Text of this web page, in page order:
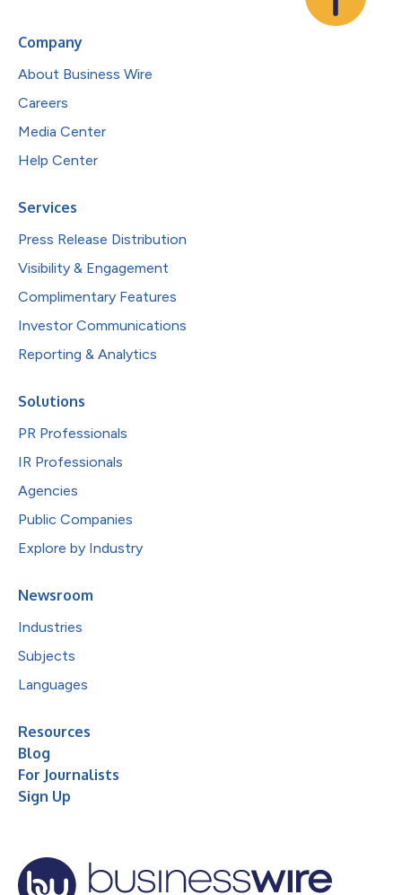
Company
About Business Wire
Careers
Media Center
Help Center
Services
Press Release Distribution
Visibility & Engagement
Complimentary Features
Investor Communications
Reporting & Analytics
Solutions
PR Professionals
IR Professionals
Agencies
Public Companies
Explore by Industry
Newsroom
Industries
Subjects
Languages
Resources
Blog
For Journalists
Sign Up